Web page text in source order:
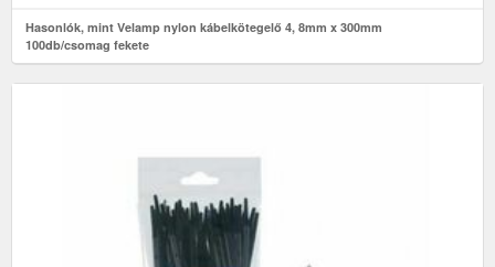
Hasonlók, mint Velamp nylon kábelkötegelő 4, 8mm x 300mm
100db/csomag fekete